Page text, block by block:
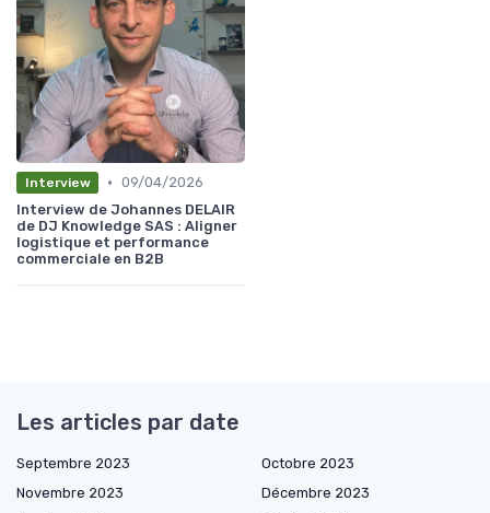
Interview • 09/04/2026
Interview de Johannes DELAIR
de DJ Knowledge SAS : Aligner
logistique et performance
commerciale en B2B
Les articles par date
Septembre 2023
Octobre 2023
Novembre 2023
Décembre 2023